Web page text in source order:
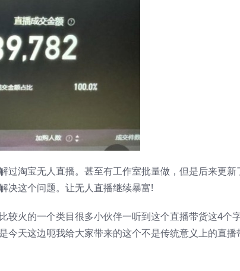
过淘宝无人直播。甚至有工作室批量做，但是后来更新
决这个问题。让无人直播继续暴富!
较火的一个类目很多小伙伴一听到这个直播带货这4个
今天这边呃我给大家带来的这个不是传统意义上的直播